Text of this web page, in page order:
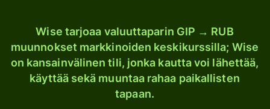
Wise tarjoaa valuuttaparin GIP → RUB
muunnokset markkinoiden keskikurssilla; Wise
on kansainvälinen tili, jonka kautta voi lähettää,
käyttää sekä muuntaa rahaa paikallisten
tapaan.